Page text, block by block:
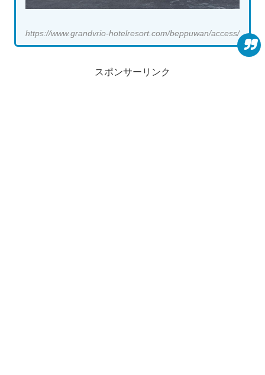
https://www.grandvrio-hotelresort.com/beppuwan/access/
スポンサーリンク